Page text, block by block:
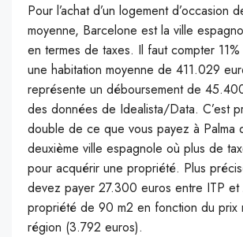
Pour l’achat d’un logement d’occasion
moyenne, Barcelone est la ville
en termes de taxes. Il faut compter 11%
une habitation moyenne de 411.029
représente un déboursement de
des données de Idealista/Data. C’est
double de ce que vous payez à Palma
deuxième ville espagnole où plus de
pour acquérir une propriété. Plus
devez payer 27.300 euros entre ITP et
propriété de 90 m2 en fonction du prix
région (3.792 euros).